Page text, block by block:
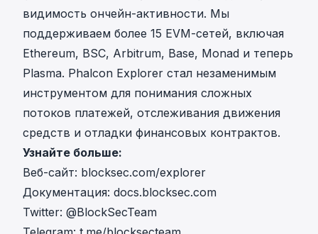
видимость ончейн-активности. Мы
поддерживаем более 15 EVM-сетей, включая
Ethereum, BSC, Arbitrum, Base, Monad и теперь
Plasma. Phalcon Explorer стал незаменимым
инструментом для понимания сложных
потоков платежей, отслеживания движения
средств и отладки финансовых контрактов.
Узнайте больше:
Веб-сайт: blocksec.com/explorer
Документация: docs.blocksec.com
Twitter: @BlockSecTeam